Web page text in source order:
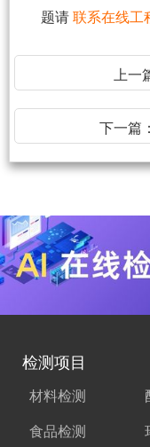
题请 联系在线工
上一
下一篇：
检测项目
材料检测
食品检测